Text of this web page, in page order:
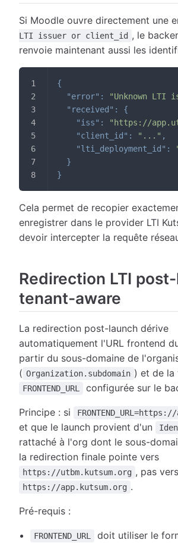
Si Moodle ouvre directement une
LTI issuer or client_id , le
renvoie maintenant aussi les
{
"error" :
"Unknown LTI
"received" :
{
"iss" : "https://
"client_id" : "..." ,
"lti_deployment_id" :
}
}
Cela permet de recopier
enregistrer dans le provider LTI
devoir intercepter la requête
Redirection LTI
tenant-aware
La redirection post-launch dérive
automatiquement l'URL frontend
partir du sous-domaine de
( Organization.subdomain ) et de la
FRONTEND_URL configurée sur le
Principe : si
et que le launch provient d'un
rattaché à l'org dont le sous-
la redirection finale pointe vers
https://utbm.kutsum.org , pas vers
https://app.kutsum.org .
Pré-requis :
FRONTEND_URL doit utiliser le